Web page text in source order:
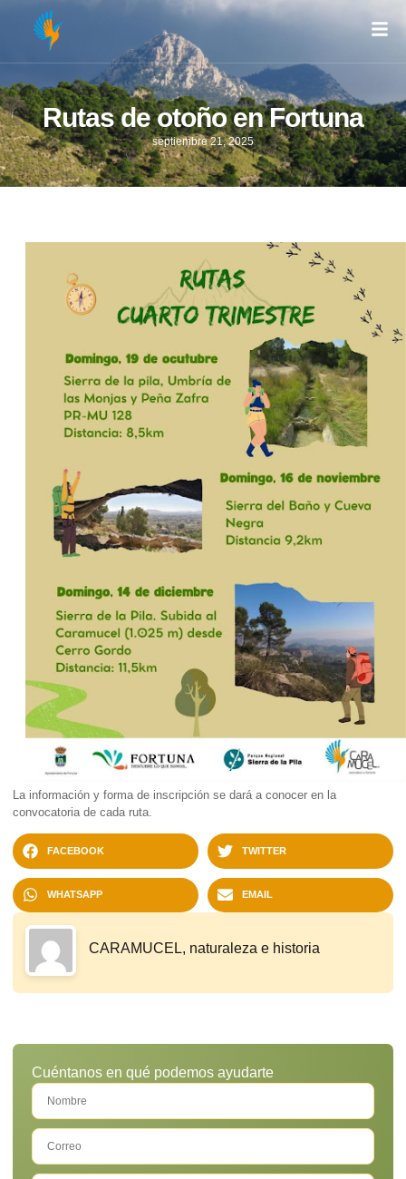
Rutas de otoño en Fortuna
septiembre 21, 2025
La información y forma de inscripción se dará a conocer en la
convocatoria de cada ruta.
FACEBOOK TWITTER
WHATSAPP EMAIL
CARAMUCEL, naturaleza e historia
Cuéntanos en qué podemos ayudarte